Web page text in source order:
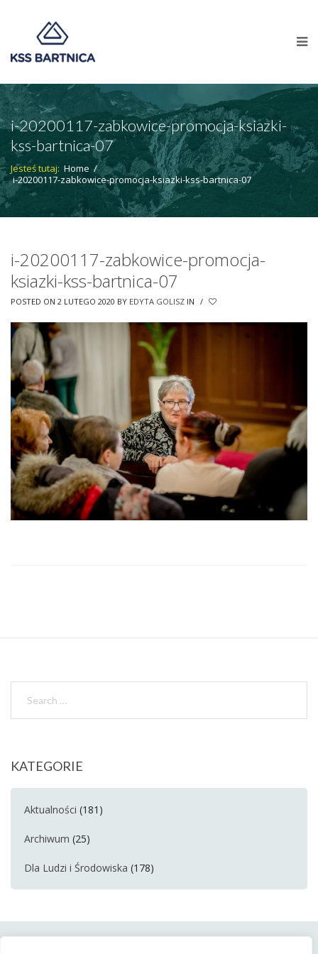
i-20200117-zabkowice-promocja-ksiazki-
kss-bartnica-07
Jesteś tutaj: Home /
i-20200117-zabkowice-promocja-ksiazki-kss-bartnica-07
i-20200117-zabkowice-promocja-
ksiazki-kss-bartnica-07
POSTED ON 2 LUTEGO 2020 BY EDYTA GOLISZ IN /
KATEGORIE
Aktualności (181)
Archiwum (25)
Dla Ludzi i Środowiska (178)